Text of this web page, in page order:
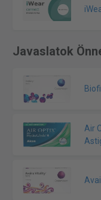
Javaslatok
Air